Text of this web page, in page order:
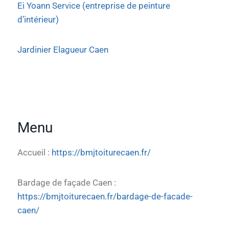
Ei Yoann Service (entreprise de peinture
d’intérieur)
Jardinier Elagueur Caen
Menu
Accueil : https://bmjtoiturecaen.fr/
Bardage de façade Caen :
https://bmjtoiturecaen.fr/bardage-de-facade-
caen/